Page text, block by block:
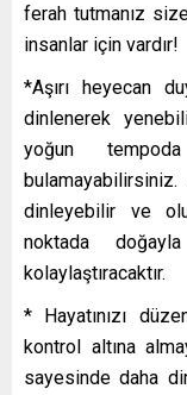
ferah tutmanız
insanlar için vardır!
*Aşırı heyecan
dinlenerek
yoğun
dinleyebilir ve
noktada
kolaylaştıracaktır.
* Hayatınızı
kontrol altına
sayesinde daha